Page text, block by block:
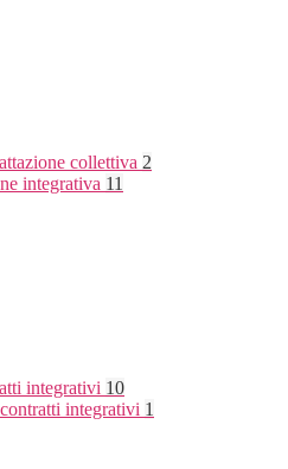
collettiva 2
integrativa 11
integrativi 10
integrativi 1